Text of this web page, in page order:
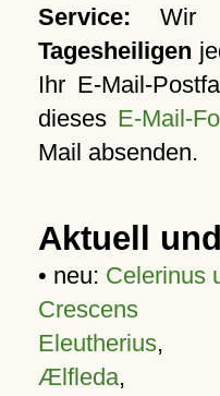
Service: Wir
Tagesheiligen
Ihr E-Mail-
dieses E-Mail-
Mail absenden.
Aktuell
• neu: Celerinus
Crescens
Eleutherius,
Ælfleda,